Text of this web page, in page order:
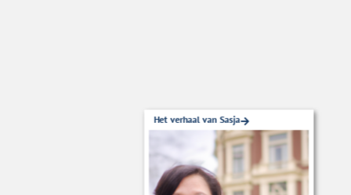
Het verhaal van Sasja